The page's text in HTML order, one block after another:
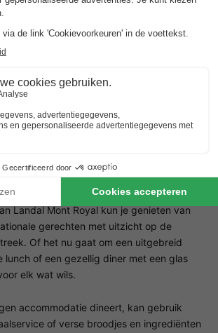
biedt tal van recreatieve activiteiten voor
en schommels voor veel plezier. Als het
is er een indoor speelhal met spannende
samen kunnen knutselen, spelen en
gevarieerd animatieprogramma. Er is ook
kinderen in contact kunnen komen met
- een hoogtepunt voor kleine
Mont Royal
Landal Mont Royal kun je genieten van
gerechten met uitzicht op de
Of het nu gaat om een uitgebreid
lunch of een gezellig diner met een glas
elk wat wils.
accommodatie dineert, kan gebruik
of verse broodjes en ingrediënten